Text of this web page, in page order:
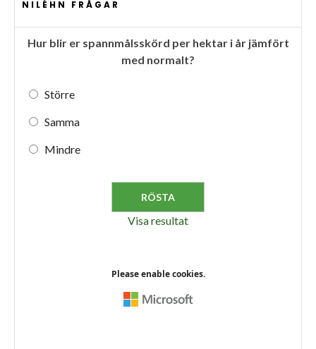
NILÉHN FRÅGAR
Hur blir er spannmålsskörd per hektar i år jämfört
med normalt?
Större
Samma
Mindre
Visa resultat